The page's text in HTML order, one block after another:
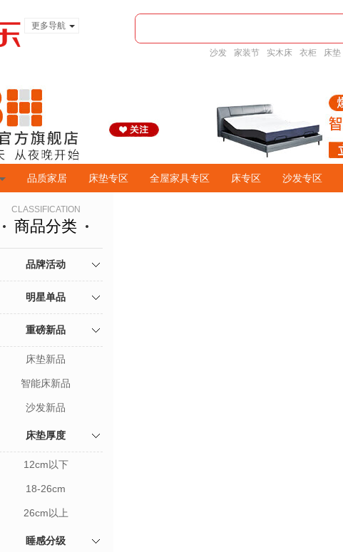
更多导航
沙发 家装节 实木床 衣柜 床垫
品质家居 床垫专区 全屋家具专区 床专区 沙发专区
CLASSIFICATION
商品分类
品牌活动
明星单品
重磅新品
床垫新品
智能床新品
沙发新品
床垫厚度
12cm以下
18-26cm
26cm以上
睡感分级